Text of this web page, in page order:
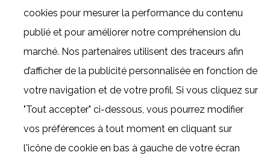
cookies pour mesurer la performance du contenu
publié et pour améliorer notre compréhension du
marché. Nos partenaires utilisent des traceurs afin
d’afficher de la publicité personnalisée en fonction de
votre navigation et de votre profil. Si vous cliquez sur
"Tout accepter" ci-dessous, vous pourrez modifier
vos préférences à tout moment en cliquant sur
l'icône de cookie en bas à gauche de votre écran